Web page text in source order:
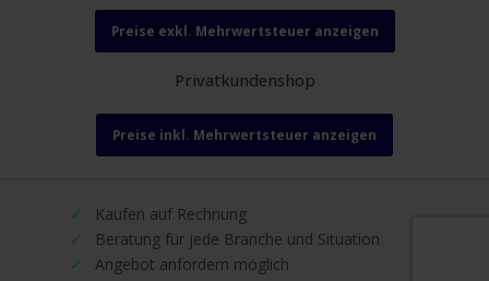
Preise exkl. Mehrwertsteuer anzeigen
Privatkundenshop
Preise inkl. Mehrwertsteuer anzeigen
Kaufen auf Rechnung
Beratung für jede Branche und Situation
Angebot anfordern möglich